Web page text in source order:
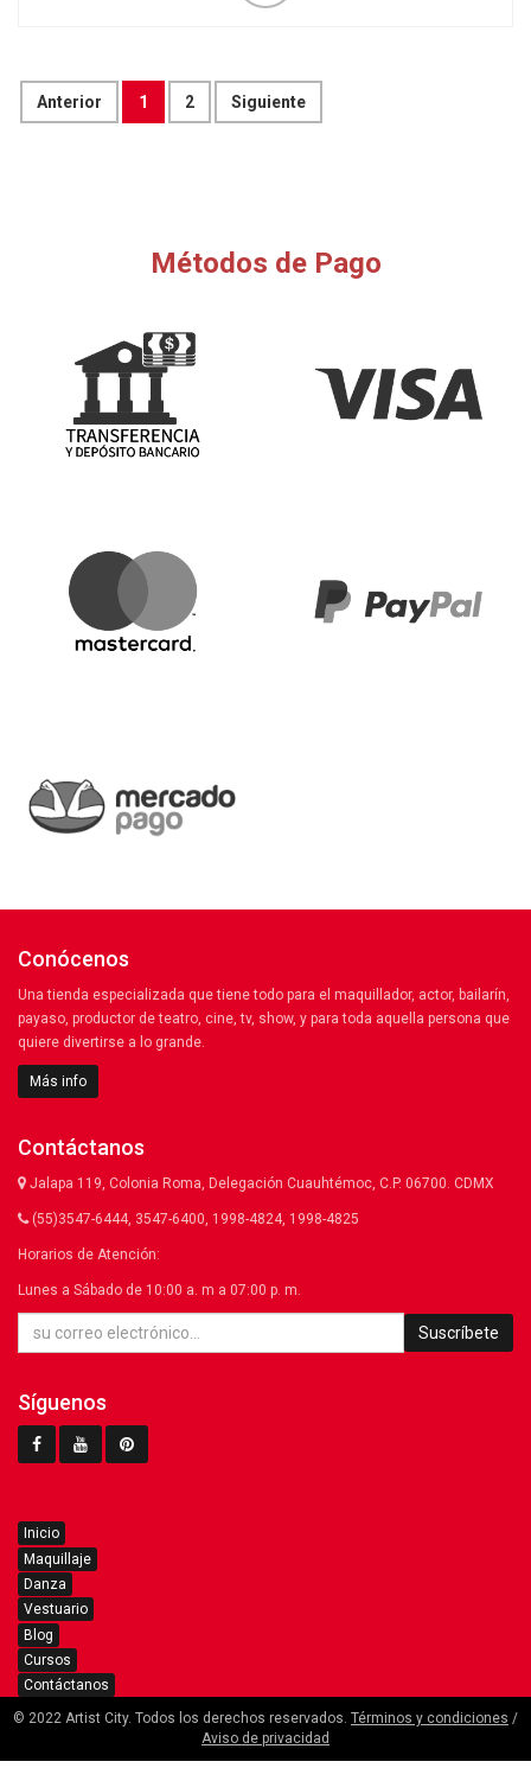
Anterior 1 2 Siguiente
Métodos de Pago
Conócenos
Una tienda especializada que tiene todo para el maquillador, actor, bailarín,
payaso, productor de teatro, cine, tv, show, y para toda aquella persona que
quiere divertirse a lo grande.
Más info
Contáctanos
Jalapa 119, Colonia Roma, Delegación Cuauhtémoc, C.P. 06700. CDMX
(55)3547-6444, 3547-6400, 1998-4824, 1998-4825
Horarios de Atención:
Lunes a Sábado de 10:00 a. m a 07:00 p. m.
Suscríbete
Síguenos
Inicio
Maquillaje
Danza
Vestuario
Blog
Cursos
Contáctanos
© 2022 Artist City. Todos los derechos reservados. Términos y condiciones /
Aviso de privacidad